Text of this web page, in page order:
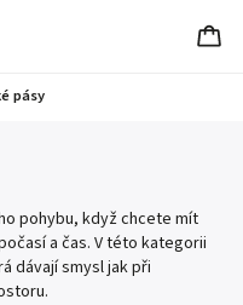
pásy
pohybu, když chcete mít
a čas. V této kategorii
dávají smysl jak při